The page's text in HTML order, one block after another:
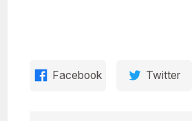
Facebook Twitter